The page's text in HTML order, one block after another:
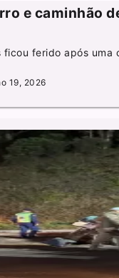
e caminhão
ficou ferido após uma
19, 2026